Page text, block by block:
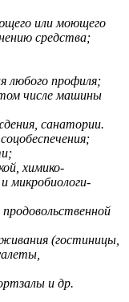
или моющего
средства;
любого профиля;
числе машины
cанатории.
химико-
микробиологи-
(гостиницы,
и др.